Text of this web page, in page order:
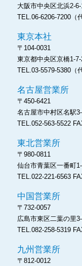
大阪市中央区北浜2-6-
TEL.06-6206-7200（
東京本社
〒104-0031
東京都中央区京橋1-7-
TEL.03-5579-5380（
名古屋営業所
〒450-6421
名古屋市中村区名駅
TEL.052-563-5522
東北営業所
〒980-0811
仙台市青葉区一番町
TEL.022-221-6563
中国営業所
〒732-0057
広島市東区二葉の里
TEL.082-258-5319
九州営業所
〒812-0012